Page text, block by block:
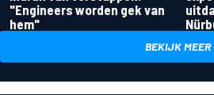
"Engineers worden gek van
hem"
BEKIJK MEER